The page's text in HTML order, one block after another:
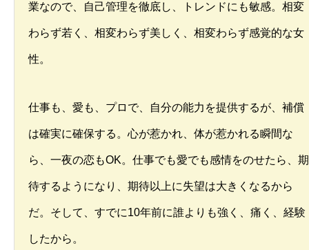
業なので、自己管理を徹底し、トレンドにも敏感。相変
わらず若く、相変わらず美しく、相変わらず感覚的な女
性。
仕事も、愛も、プロで、自分の能力を提供するが、補償
は確実に確保する。心が惹かれ、体が惹かれる瞬間な
ら、一夜の恋もOK。仕事でも愛でも感情をのせたら、期
待するようになり、期待以上に失望は大きくなるから
だ。そして、すでに10年前に誰よりも強く、痛く、経験
したから。